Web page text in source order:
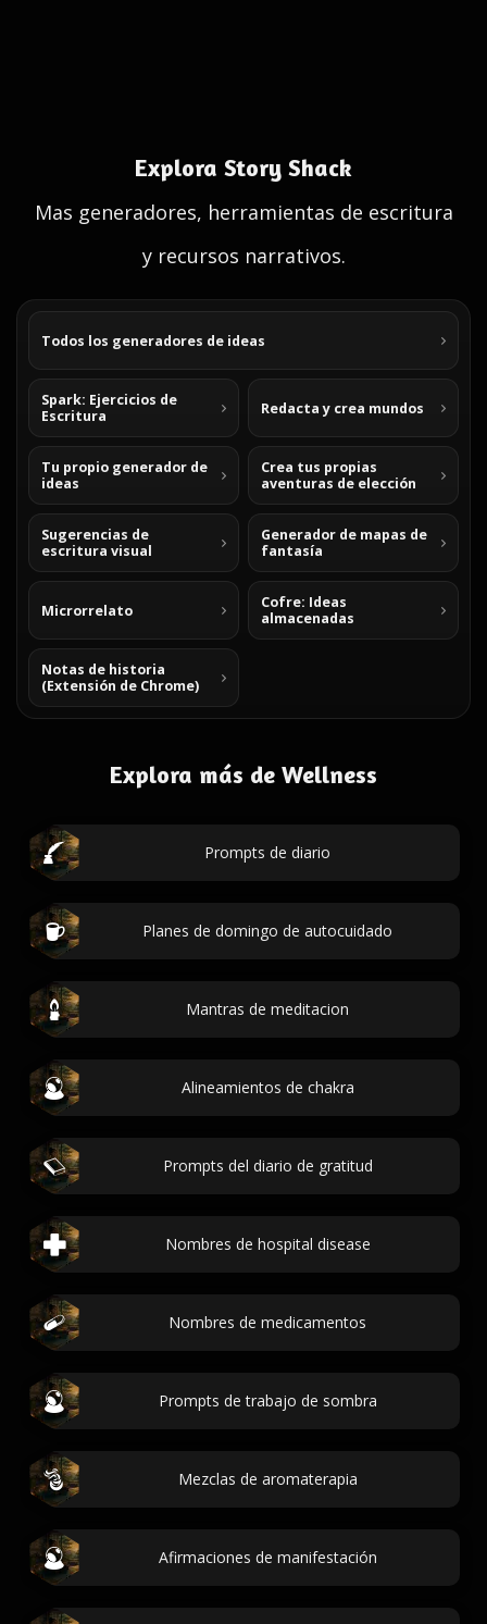
Explora Story Shack
Mas generadores, herramientas de escritura
y recursos narrativos.
Todos los generadores de ideas
Spark: Ejercicios de
Escritura
Redacta y crea mundos
Tu propio generador de
ideas
Crea tus propias
aventuras de elección
Sugerencias de
escritura visual
Generador de mapas de
fantasía
Microrrelato
Cofre: Ideas
almacenadas
Notas de historia
(Extensión de Chrome)
Explora más de Wellness
Prompts de diario
Planes de domingo de autocuidado
Mantras de meditacion
Alineamientos de chakra
Prompts del diario de gratitud
Nombres de hospital disease
Nombres de medicamentos
Prompts de trabajo de sombra
Mezclas de aromaterapia
Afirmaciones de manifestación